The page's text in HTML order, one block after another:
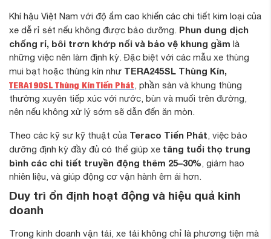
Khí hậu Việt Nam với độ ẩm cao khiến các chi tiết kim loại của
xe dễ rỉ sét nếu không được bảo dưỡng. Phun dung dịch
chống rỉ, bôi trơn khớp nối và bảo vệ khung gầm là
những việc nên làm định kỳ. Đặc biệt với các mẫu xe thùng
mui bạt hoặc thùng kín như TERA245SL Thùng Kín,
TERA190SL Thùng Kín Tiến Phát, phần sàn và khung thùng
thường xuyên tiếp xúc với nước, bùn và muối trên đường,
nên nếu không xử lý sớm sẽ dẫn đến ăn mòn.
Theo các kỹ sư kỹ thuật của Teraco Tiến Phát, việc bảo
dưỡng định kỳ đầy đủ có thể giúp xe tăng tuổi thọ trung
bình các chi tiết truyền động thêm 25–30%, giảm hao
nhiên liệu, và giúp động cơ vận hành êm ái hơn.
Duy trì ổn định hoạt động và hiệu quả kinh
doanh
Trong kinh doanh vận tải, xe tải không chỉ là phương tiện mà